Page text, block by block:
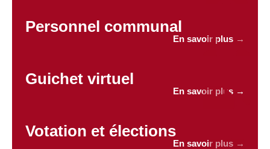
Personnel communal
En savoir plus →
Guichet virtuel
En savoir plus →
Votation et élections
En savoir plus →